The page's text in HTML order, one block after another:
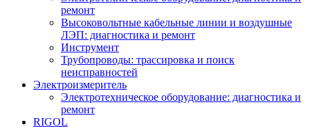
ремонт
Высоковольтные кабельные линии и воздушные
ЛЭП: диагностика и ремонт
Инструмент
Трубопроводы: трассировка и поиск
неисправностей
Электроизмеритель
Электротехническое оборудование: диагностика и
ремонт
RIGOL